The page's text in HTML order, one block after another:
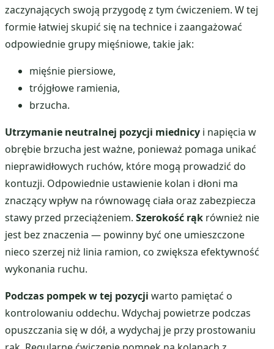
zaczynających swoją przygodę z tym ćwiczeniem. W tej
formie łatwiej skupić się na technice i zaangażować
odpowiednie grupy mięśniowe, takie jak:
mięśnie piersiowe,
trójgłowe ramienia,
brzucha.
Utrzymanie neutralnej pozycji miednicy i napięcia w
obrębie brzucha jest ważne, ponieważ pomaga unikać
nieprawidłowych ruchów, które mogą prowadzić do
kontuzji. Odpowiednie ustawienie kolan i dłoni ma
znaczący wpływ na równowagę ciała oraz zabezpiecza
stawy przed przeciążeniem. Szerokość rąk również nie
jest bez znaczenia — powinny być one umieszczone
nieco szerzej niż linia ramion, co zwiększa efektywność
wykonania ruchu.
Podczas pompek w tej pozycji warto pamiętać o
kontrolowaniu oddechu. Wdychaj powietrze podczas
opuszczania się w dół, a wydychaj je przy prostowaniu